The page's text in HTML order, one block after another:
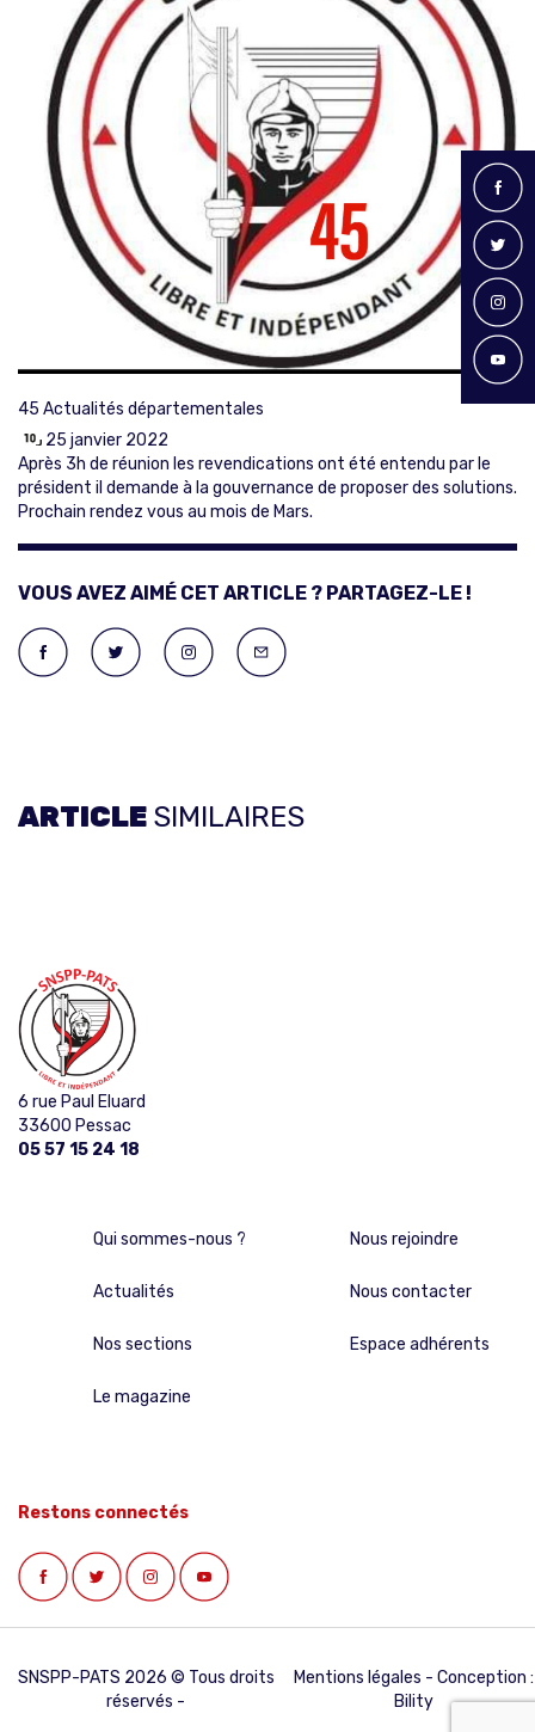
45 Actualités départementales
25 janvier 2022
Après 3h de réunion les revendications ont été entendu par le
président il demande à la gouvernance de proposer des solutions.
Prochain rendez vous au mois de Mars.
VOUS AVEZ AIMÉ CET ARTICLE ? PARTAGEZ-LE !
ARTICLE SIMILAIRES
6 rue Paul Eluard
33600 Pessac
05 57 15 24 18
Qui sommes-nous ?
Actualités
Nos sections
Le magazine
Nous rejoindre
Nous contacter
Espace adhérents
Restons connectés
SNSPP-PATS 2026 © Tous droits
réservés -
Mentions légales - Conception :
Bility